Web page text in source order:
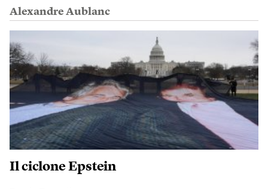
Alexandre Aublanc
Il ciclone Epstein